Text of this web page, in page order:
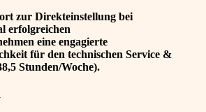
zur Direkteinstellung bei
erfolgreichen
eine engagierte
für den technischen Service &
Stunden/Woche).